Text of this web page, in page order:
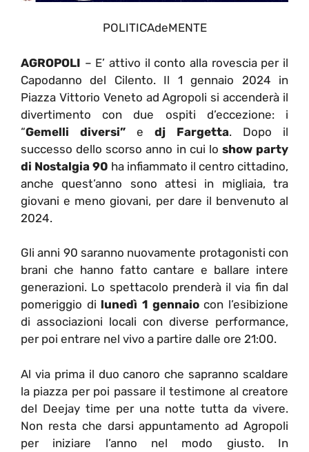
POLITICAdeMENTE
AGROPOLI – E’ attivo il conto alla rovescia per il
Capodanno del Cilento. Il 1 gennaio 2024 in
Piazza Vittorio Veneto ad Agropoli si accenderà il
divertimento con due ospiti d’eccezione: i
“Gemelli diversi” e dj Fargetta. Dopo il
successo dello scorso anno in cui lo show party
di Nostalgia 90 ha infiammato il centro cittadino,
anche quest’anno sono attesi in migliaia, tra
giovani e meno giovani, per dare il benvenuto al
2024.
Gli anni 90 saranno nuovamente protagonisti con
brani che hanno fatto cantare e ballare intere
generazioni. Lo spettacolo prenderà il via fin dal
pomeriggio di lunedì 1 gennaiocon l’esibizione
di associazioni locali con diverse performance,
per poi entrare nel vivo a partire dalle ore 21:00.
Al via prima il duo canoro che sapranno scaldare
la piazza per poi passare il testimone al creatore
del Deejay time per una notte tutta da vivere.
Non resta che darsi appuntamento ad Agropoli
per iniziare l’anno nel modo giusto. In